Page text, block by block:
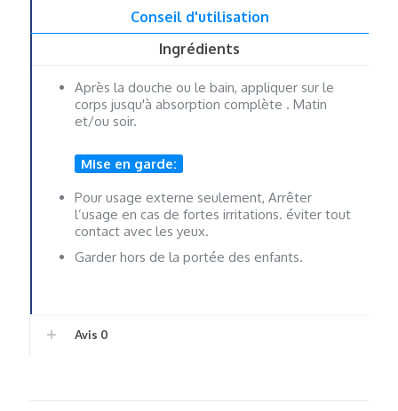
Conseil d'utilisation
Ingrédients
Après la douche ou le bain, appliquer sur le
corps jusqu'à absorption complète . Matin
et/ou soir.
Mise en garde:
Pour usage externe seulement, Arrêter
l’usage en cas de fortes irritations. éviter tout
contact avec les yeux.
Garder hors de la portée des enfants.
Avis 0